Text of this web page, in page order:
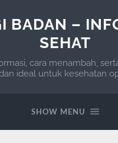
BADAN –
SEHAT
cara menambah,
ideal untuk kesehatan
SHOW MENU